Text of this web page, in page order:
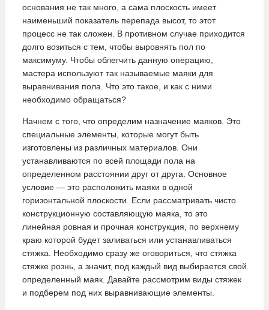
основания не так много, а сама плоскость имеет
наименьший показатель перепада высот, то этот
процесс не так сложен. В противном случае приходится
долго возиться с тем, чтобы выровнять пол по
максимуму. Чтобы облегчить данную операцию,
мастера используют так называемые маяки для
выравнивания пола. Что это такое, и как с ними
необходимо обращаться?
Начнем с того, что определим назначение маяков. Это
специальные элементы, которые могут быть
изготовлены из различных материалов. Они
устанавливаются по всей площади пола на
определенном расстоянии друг от друга. Основное
условие — это расположить маяки в одной
горизонтальной плоскости. Если рассматривать чисто
конструкционную составляющую маяка, то это
линейная ровная и прочная конструкция, по верхнему
краю которой будет заливаться или устанавливаться
стяжка. Необходимо сразу же оговориться, что стяжка
стяжке рознь, а значит, под каждый вид выбирается свой
определенный маяк. Давайте рассмотрим виды стяжек
и подберем под них выравнивающие элементы.